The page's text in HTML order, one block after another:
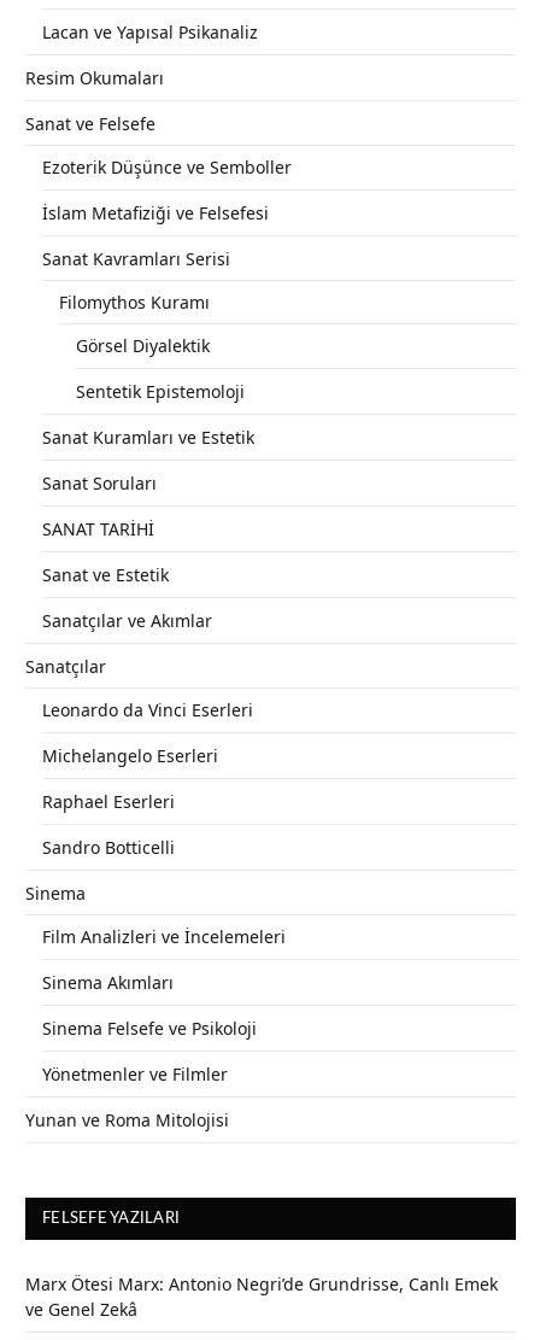
Lacan ve Yapısal Psikanaliz
Resim Okumaları
Sanat ve Felsefe
Ezoterik Düşünce ve Semboller
İslam Metafiziği ve Felsefesi
Sanat Kavramları Serisi
Filomythos Kuramı
Görsel Diyalektik
Sentetik Epistemoloji
Sanat Kuramları ve Estetik
Sanat Soruları
SANAT TARİHİ
Sanat ve Estetik
Sanatçılar ve Akımlar
Sanatçılar
Leonardo da Vinci Eserleri
Michelangelo Eserleri
Raphael Eserleri
Sandro Botticelli
Sinema
Film Analizleri ve İncelemeleri
Sinema Akımları
Sinema Felsefe ve Psikoloji
Yönetmenler ve Filmler
Yunan ve Roma Mitolojisi
FELSEFE YAZILARI
Marx Ötesi Marx: Antonio Negri’de Grundrisse, Canlı Emek
ve Genel Zekâ